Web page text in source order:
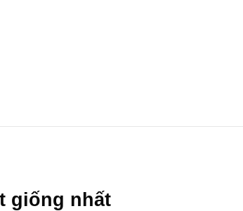
giống nhất